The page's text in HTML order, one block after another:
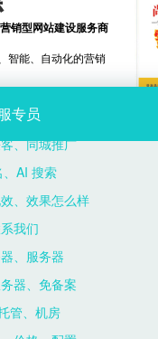
销型网站建设服务商
智能、自动化的营销
务商
了问题 病根在思想上
营销型网站建设服务商
度霸屏推广的方法与...
占屏幕” 的神秘面纱